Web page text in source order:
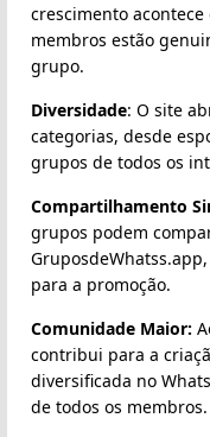
crescimento acontece
membros estão
grupo.
Diversidade: O site
categorias, desde
grupos de todos os
Compartilhamento
grupos podem
para a promoção.
Comunidade Maior:
contribui para a
diversificada no
de todos os membros.